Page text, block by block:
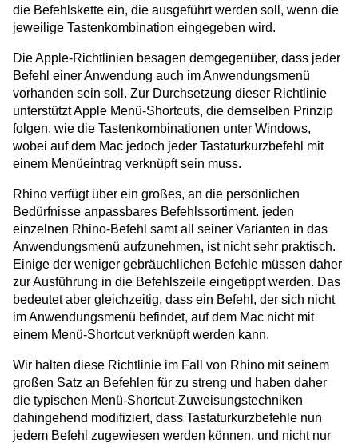
die Befehlskette ein, die ausgeführt werden soll, wenn die
jeweilige Tastenkombination eingegeben wird.
Die Apple-Richtlinien besagen demgegenüber, dass jeder
Befehl einer Anwendung auch im Anwendungsmenü
vorhanden sein soll. Zur Durchsetzung dieser Richtlinie
unterstützt Apple Menü-Shortcuts, die demselben Prinzip
folgen, wie die Tastenkombinationen unter Windows,
wobei auf dem Mac jedoch jeder Tastaturkurzbefehl mit
einem Menüeintrag verknüpft sein muss.
Rhino verfügt über ein großes, an die persönlichen
Bedürfnisse anpassbares Befehlssortiment. jeden
einzelnen Rhino-Befehl samt all seiner Varianten in das
Anwendungsmenü aufzunehmen, ist nicht sehr praktisch.
Einige der weniger gebräuchlichen Befehle müssen daher
zur Ausführung in die Befehlszeile eingetippt werden. Das
bedeutet aber gleichzeitig, dass ein Befehl, der sich nicht
im Anwendungsmenü befindet, auf dem Mac nicht mit
einem Menü-Shortcut verknüpft werden kann.
Wir halten diese Richtlinie im Fall von Rhino mit seinem
großen Satz an Befehlen für zu streng und haben daher
die typischen Menü-Shortcut-Zuweisungstechniken
dahingehend modifiziert, dass Tastaturkurzbefehle nun
jedem Befehl zugewiesen werden können, und nicht nur